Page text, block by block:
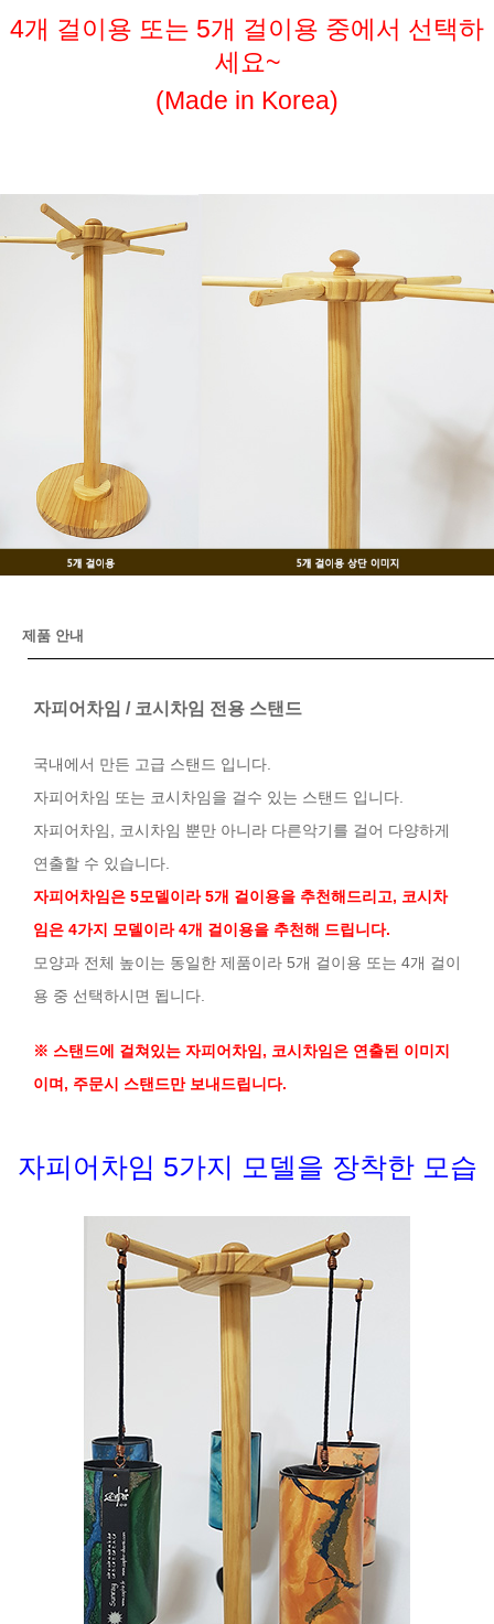
4개 걸이용 또는 5개 걸이용 중에서 선택하
세요~
(Made in Korea)
제품 안내
자피어차임 / 코시차임 전용 스탠드
국내에서 만든 고급 스탠드 입니다.
자피어차임 또는 코시차임을 걸수 있는 스탠드 입니다.
자피어차임, 코시차임 뿐만 아니라 다른악기를 걸어 다양하게
연출할 수 있습니다.
자피어차임은 5모델이라 5개 걸이용을 추천해드리고, 코시차
임은 4가지 모델이라 4개 걸이용을 추천해 드립니다.
모양과 전체 높이는 동일한 제품이라 5개 걸이용 또는 4개 걸이
용 중 선택하시면 됩니다.
※ 스탠드에 걸쳐있는 자피어차임, 코시차임은 연출된 이미지
이며, 주문시 스탠드만 보내드립니다.
자피어차임 5가지 모델을 장착한 모습